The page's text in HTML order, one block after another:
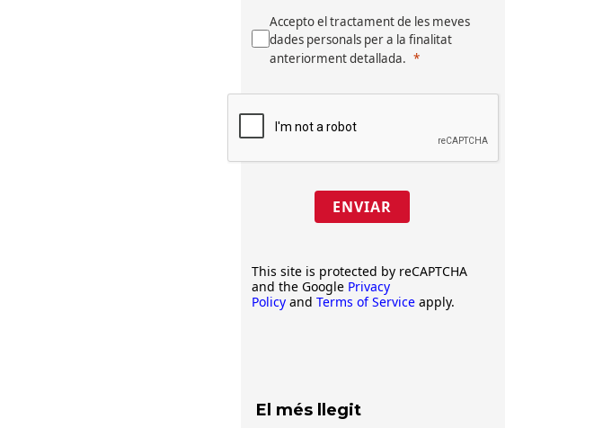
Accepto el tractament de les meves
dades personals per a la finalitat
anteriorment detallada.
ENVIAR
This site is protected by reCAPTCHA
and the Google Privacy
Policy and Terms of Service apply.
El més llegit